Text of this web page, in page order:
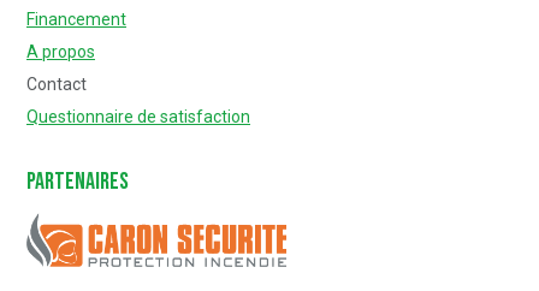
Financement
A propos
Contact
Questionnaire de satisfaction
Partenaires
Caron Sécurité